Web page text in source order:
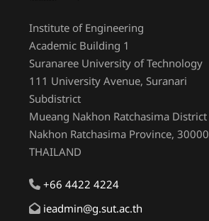
Institute of Engineering
Academic Building 1
Suranaree University of Technology
111 University Avenue, Suranari
Subdistrict
Mueang Nakhon Ratchasima District
Nakhon Ratchasima Province, 30000
THAILAND
+66 4422 4224
ieadmin@g.sut.ac.th